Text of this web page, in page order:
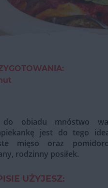
do obiadu mnóstwo
jest do tego
mięso oraz
rodzinny posiłek.
UŻYJESZ: